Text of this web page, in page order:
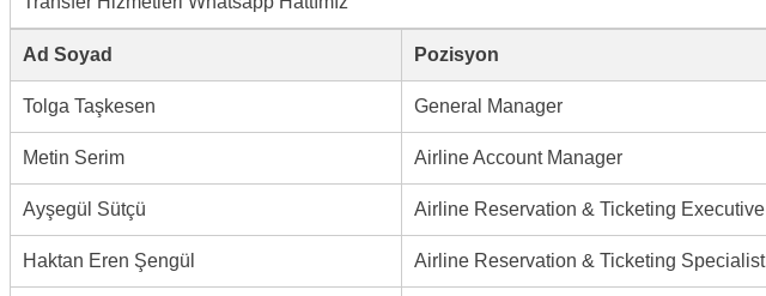
Ad Soyad Pozisyon
Tolga Taşkesen General Manager
Metin Serim Airline Account Manager
Ayşegül Sütçü Airline Reservation & Ticketing Executive
Haktan Eren Şengül Airline Reservation & Ticketing Specialist